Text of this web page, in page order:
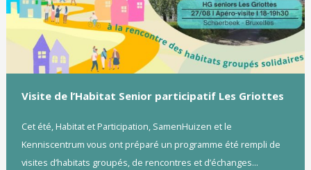
Visite de l’Habitat Senior participatif Les Griottes
Cet été, Habitat et Participation, SamenHuizen et le
Kenniscentrum vous ont préparé un programme été rempli de
visites d’habitats groupés, de rencontres et d’échanges...